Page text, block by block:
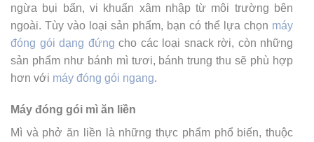
ngừa bụi bẩn, vi khuẩn xâm nhập từ môi trường bên
ngoài. Tùy vào loại sản phẩm, bạn có thể lựa chọn máy
đóng gói dạng đứng cho các loại snack rời, còn những
sản phẩm như bánh mì tươi, bánh trung thu sẽ phù hợp
hơn với máy đóng gói ngang.
Máy đóng gói mì ăn liền
Mì và phở ăn liền là những thực phẩm phổ biến, thuộc